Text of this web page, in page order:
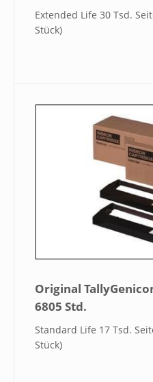
Extended Life 30 Tsd.
Stück)
Original
6805 Std.
Standard Life 17 Tsd.
Stück)